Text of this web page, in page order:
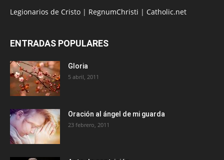
Legionarios de Cristo | RegnumChristi | Catholic.net
ENTRADAS POPULARES
Gloria
5 abril, 2011
Oración al ángel de mi guarda
23 febrero, 2011